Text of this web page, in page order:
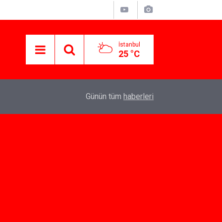
İstanbul
25 °C
Yeni İlişkiler İçin Dating App Seçenekleri
Günün tüm haberleri